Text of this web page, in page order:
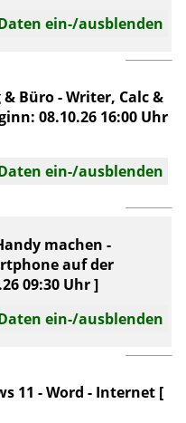
ein-/ausblenden
Büro - Writer, Calc &
08.10.26 16:00 Uhr
ein-/ausblenden
machen -
auf der
09:30 Uhr ]
ein-/ausblenden
11 - Word - Internet [